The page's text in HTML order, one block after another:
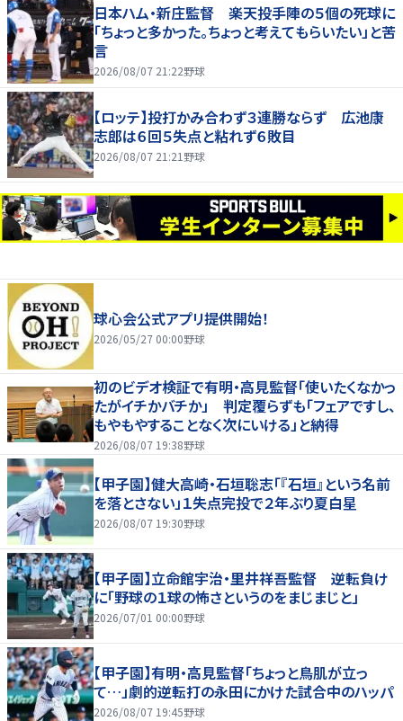
日本ハム・新庄監督 楽天投手陣の５個の死球に
「ちょっと多かった。ちょっと考えてもらいたい」と苦
言
2026/08/07 21:22野球
【ロッテ】投打かみ合わず３連勝ならず 広池康
志郎は６回５失点と粘れず６敗目
2026/08/07 21:21 野球
球心会公式アプリ提供開始！
2026/05/27 00:00野球
初のビデオ検証で有明・高見監督「使いたくなかっ
たがイチかバチか」 判定覆らずも「フェアですし、
もやもやすることなく次にいける」と納得
2026/08/07 19:38野球
【甲子園】健大高崎・石垣聡志「『石垣』という名前
を落とさない」１失点完投で２年ぶり夏白星
2026/08/07 19:30野球
【甲子園】立命館宇治・里井祥吾監督 逆転負け
に「野球の１球の怖さというのをまじまじと」
2026/07/01 00:00野球
【甲子園】有明・高見監督「ちょっと鳥肌が立っ
て…」劇的逆転打の永田にかけた試合中のハッパ
2026/08/07 19:45野球